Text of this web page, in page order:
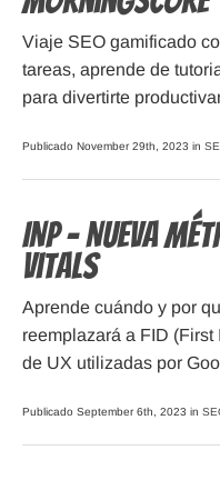
Viaje SEO gamificado
tareas, aprende de
para divertirte
Publicado November 29th, 2023 in
INP – Nueva
Vitals
Aprende cuándo y por
reemplazará a FID
de UX utilizadas por
Publicado September 6th, 2023 in